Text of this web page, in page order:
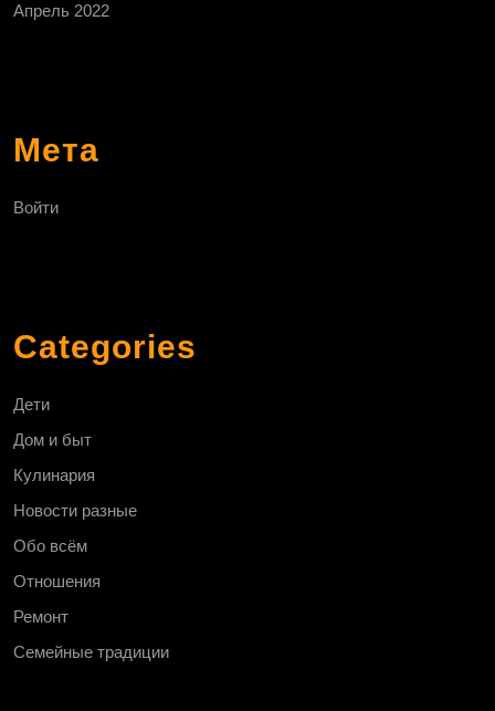
Апрель 2022
Мета
Войти
Categories
Дети
Дом и быт
Кулинария
Новости разные
Обо всём
Отношения
Ремонт
Семейные традиции